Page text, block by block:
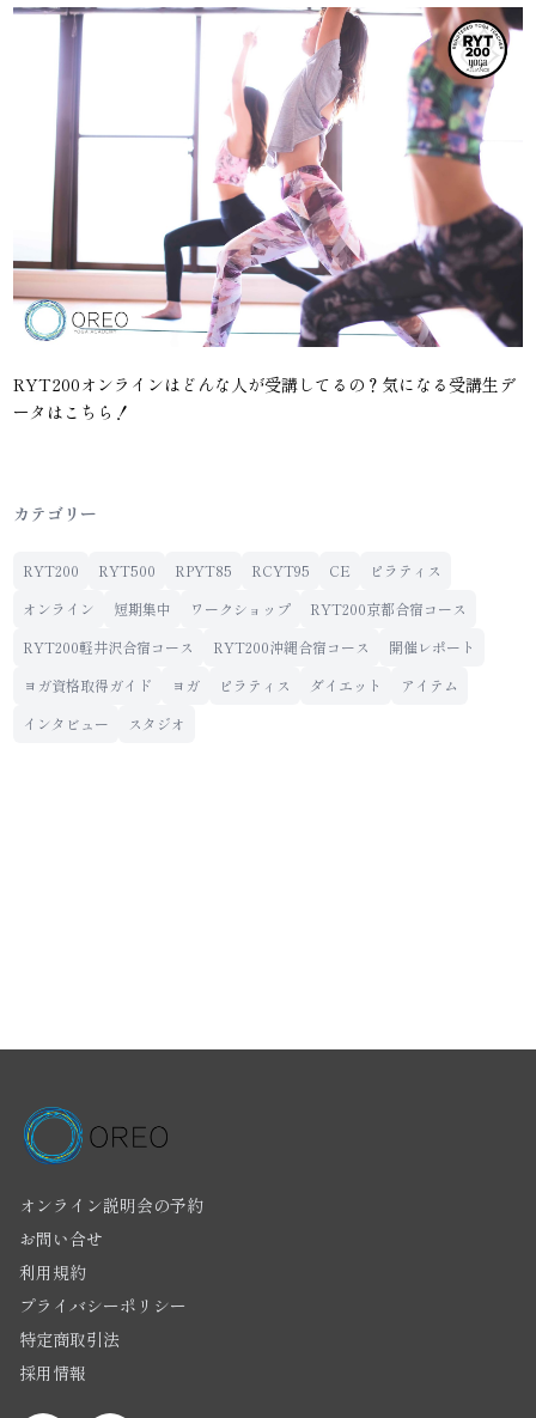
RYT200オンラインはどんな人が受講してるの？気になる受講生デ
ータはこちら！
カテゴリー
RYT200 RYT500 RPYT85 RCYT95 CE
ピラティス
オンライン
短期集中 ワークショップ
RYT200京都合宿コース
RYT200軽井沢合宿コース
RYT200沖縄合宿コース
開催レポート
ヨガ資格取得ガイド
ヨガ ピラティス ダイエット
アイテム
インタビュー
スタジオ
オンライン説明会の予約
お問い合せ
利用規約
プライバシーポリシー
特定商取引法
採用情報